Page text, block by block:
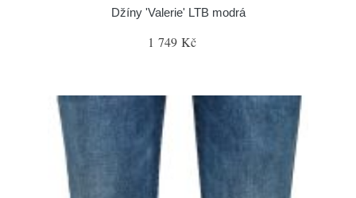
Džíny 'Valerie' LTB modrá
1 749 Kč